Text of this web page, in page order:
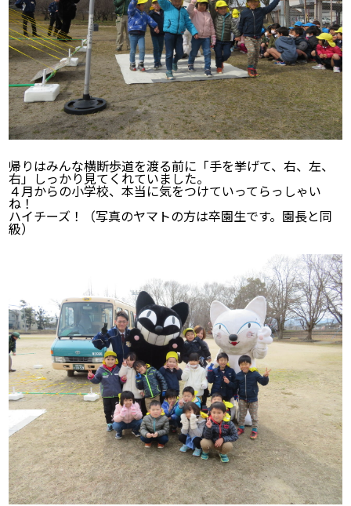
帰りはみんな横断歩道を渡る前に「手を挙げて、右、左、
右」しっかり見てくれていました。
４月からの小学校、本当に気をつけていってらっしゃい
ね！
ハイチーズ！（写真のヤマトの方は卒園生です。園長と同
級）